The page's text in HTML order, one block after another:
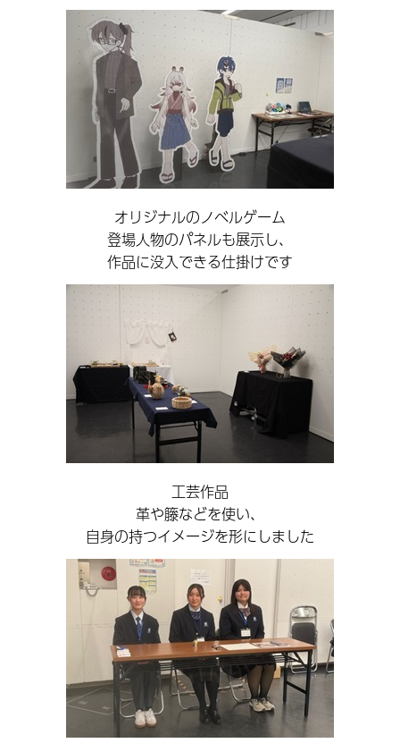
オリジナルのノベルゲーム
登場人物のパネルも展示し、
作品に没入できる仕掛けです
工芸作品
革や籐などを使い、
自身の持つイメージを形にしました